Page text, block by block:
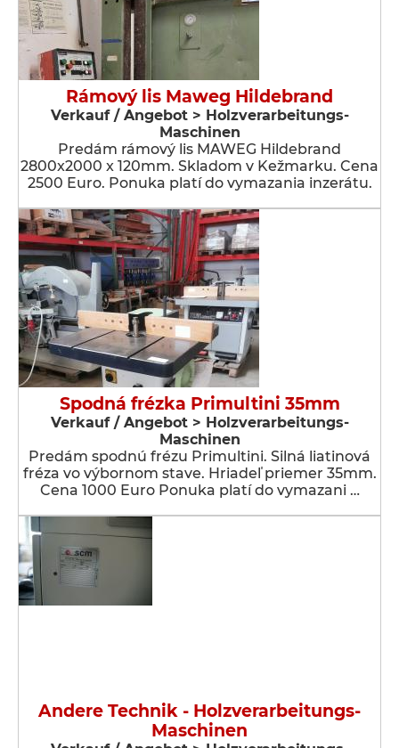
Rámový lis Maweg Hildebrand
Verkauf / Angebot > Holzverarbeitungs-
Maschinen
Predám rámový lis MAWEG Hildebrand
2800x2000 x 120mm. Skladom v Kežmarku. Cena
2500 Euro. Ponuka platí do vymazania inzerátu.
Spodná frézka Primultini 35mm
Verkauf / Angebot > Holzverarbeitungs-
Maschinen
Predám spodnú frézu Primultini. Silná liatinová
fréza vo výbornom stave. Hriadeľ priemer 35mm.
Cena 1000 Euro Ponuka platí do vymazani …
Andere Technik - Holzverarbeitungs-
Maschinen